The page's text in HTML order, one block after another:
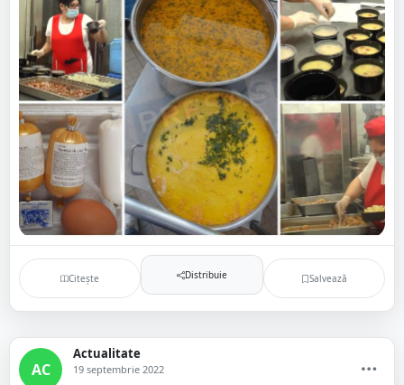
Citește Distribuie Salvează
AC
Actualitate
19 septembrie 2022